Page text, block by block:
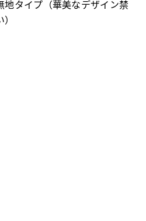
地タイプ（華美なデザイン禁